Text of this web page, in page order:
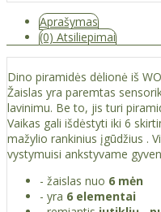
Aprašymas
(0) Atsiliepimai
Dino piramidės dėlionė iš
Žaislas yra paremtas
lavinimu. Be to, jis turi
Vaikas gali išdėstyti iki 6
mažylio rankinius įgūdžius .
vystymuisi ankstyvame
- žaislas nuo 6 mėn
- yra 6 elementai